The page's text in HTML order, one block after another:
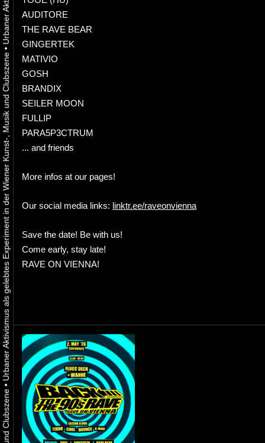
•
Urbaner Aktivismus als gelebtes Experiment in der Wiener Kunst-, Musik und Clubszene
•
AUDITORE
THE RAVE BEAR
GINGERTEK
MATIVIO
GOSH
BRANDIX
SEILER MOON
FULLIP
PARA5P3CTRUM
... and friends
More infos at our pages!
Our social media links: linktr.ee/raveonvienna
Save the date! Be with us!
Come early, stay late!
RAVE ON VIENNA!